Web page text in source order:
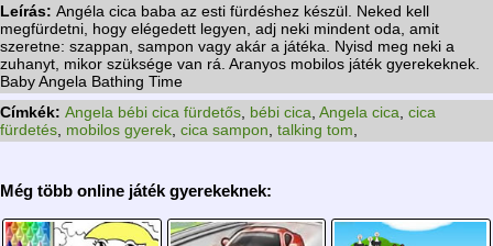
Leírás: Angéla cica baba az esti fürdéshez készül. Neked kell
megfürdetni, hogy elégedett legyen, adj neki mindent oda, amit
szeretne: szappan, sampon vagy akár a játéka. Nyisd meg neki a
zuhanyt, mikor szüksége van rá. Aranyos mobilos játék gyerekeknek.
Baby Angela Bathing Time
Címkék: Angela bébi cica fürdetős bébi cica Angela cica cica
fürdetés mobilos gyerek cica sampon talking tom
Még több online játék gyerekeknek: